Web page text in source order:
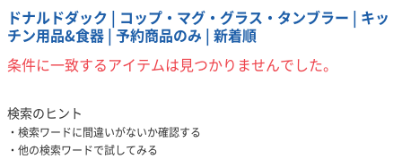
ドナルドダック | コップ・マグ・グラス・タンブラー | キッ
チン用品&食器 | 予約商品のみ | 新着順
条件に一致するアイテムは見つかりませんでした。
検索のヒント
検索ワードに間違いがないか確認する
他の検索ワードで試してみる